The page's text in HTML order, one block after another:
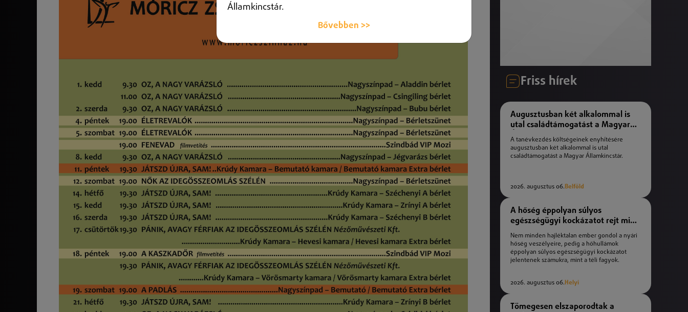
Friss hírek
Augusztusban két alkalommal is
utal családtámogatást a Magyar
Államkincstár
A tanévkezdés költségeinek enyhítésére
augusztusban két alkalommal is utal
családtámogatást a Magyar Államkincstár.
2026. augusztus 06.Belföld
A hőség éppolyan súlyos
egészségügyi kockázatot rejt mint
a téli fagyok
Nem minden hajléktalan ember gondol a nyári
hőség veszélyeire, pedig a hőhullámok
éppolyan súlyos egészségügyi kockázatot
jelentenek számukra, mint a téli fagyok.
2026. augusztus 06. Helyi
Tömegesen elszaporodtak a
Államkincstár.
Bővebben >>